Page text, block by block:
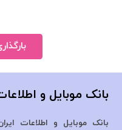
بانک موبایل و
بانک موبایل و اطلاعات